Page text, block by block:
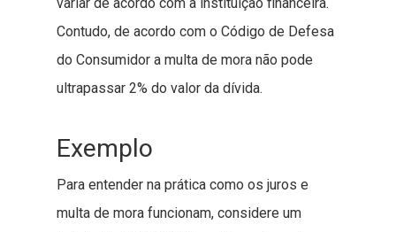
Contudo, de acordo com o Código de Defesa
do Consumidor a multa de mora não pode
ultrapassar 2% do valor da dívida.
Exemplo
Para entender na prática como os juros e
multa de mora funcionam, considere um